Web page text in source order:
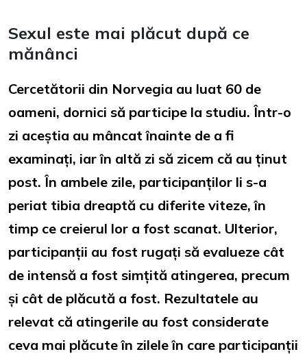
Sexul este mai plăcut după ce
mănânci
Cercetătorii din Norvegia au luat 60 de
oameni, dornici să participe la studiu. Într-o
zi aceștia au mâncat înainte de a fi
examinați, iar în altă zi să zicem că au ținut
post. În ambele zile, participanților li s-a
periat tibia dreaptă cu diferite viteze, în
timp ce creierul lor a fost scanat. Ulterior,
participanții au fost rugați să evalueze cât
de intensă a fost simțită atingerea, precum
și cât de plăcută a fost. Rezultatele au
relevat că atingerile au fost considerate
ceva mai plăcute în zilele în care participanții